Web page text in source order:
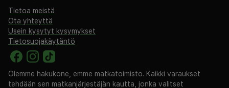
Tietoa meistä
Ota yhteyttä
Usein kysytyt kysymykset
Tietosuojakäytäntö
Olemme hakukone, emme matkatoimisto. Kaikki varaukset
tehdään sen matkanjärjestäjän kautta, jonka valitset